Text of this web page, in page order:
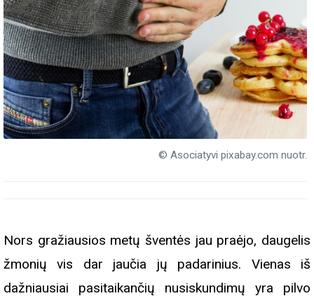
© Asociatyvi pixabay.com nuotr.
Nors gražiausios metų šventės jau praėjo, daugelis
žmonių vis dar jaučia jų padarinius. Vienas iš
dažniausiai pasitaikančių nusiskundimų yra pilvo